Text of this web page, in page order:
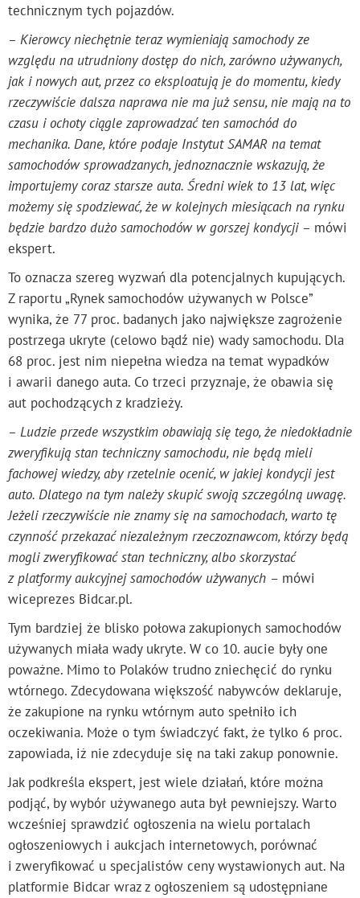
technicznym tych pojazdów.
– Kierowcy niechętnie teraz wymieniają samochody ze
względu na utrudniony dostęp do nich, zarówno używanych,
jak i nowych aut, przez co eksploatują je do momentu, kiedy
rzeczywiście dalsza naprawa nie ma już sensu, nie mają na to
czasu i ochoty ciągle zaprowadzać ten samochód do
mechanika. Dane, które podaje Instytut SAMAR na temat
samochodów sprowadzanych, jednoznacznie wskazują, że
importujemy coraz starsze auta. Średni wiek to 13 lat, więc
możemy się spodziewać, że w kolejnych miesiącach na rynku
będzie bardzo dużo samochodów w gorszej kondycji – mówi
ekspert.
To oznacza szereg wyzwań dla potencjalnych kupujących.
Z raportu „Rynek samochodów używanych w Polsce”
wynika, że 77 proc. badanych jako największe zagrożenie
postrzega ukryte (celowo bądź nie) wady samochodu. Dla
68 proc. jest nim niepełna wiedza na temat wypadków
i awarii danego auta. Co trzeci przyznaje, że obawia się
aut pochodzących z kradzieży.
– Ludzie przede wszystkim obawiają się tego, że niedokładnie
zweryfikują stan techniczny samochodu, nie będą mieli
fachowej wiedzy, aby rzetelnie ocenić, w jakiej kondycji jest
auto. Dlatego na tym należy skupić swoją szczególną uwagę.
Jeżeli rzeczywiście nie znamy się na samochodach, warto tę
czynność przekazać niezależnym rzeczoznawcom, którzy będą
mogli zweryfikować stan techniczny, albo skorzystać
z platformy aukcyjnej samochodów używanych – mówi
wiceprezes Bidcar.pl.
Tym bardziej że blisko połowa zakupionych samochodów
używanych miała wady ukryte. W co 10. aucie były one
poważne. Mimo to Polaków trudno zniechęcić do rynku
wtórnego. Zdecydowana większość nabywców deklaruje,
że zakupione na rynku wtórnym auto spełniło ich
oczekiwania. Może o tym świadczyć fakt, że tylko 6 proc.
zapowiada, iż nie zdecyduje się na taki zakup ponownie.
Jak podkreśla ekspert, jest wiele działań, które można
podjąć, by wybór używanego auta był pewniejszy. Warto
wcześniej sprawdzić ogłoszenia na wielu portalach
ogłoszeniowych i aukcjach internetowych, porównać
i zweryfikować u specjalistów ceny wystawionych aut. Na
platformie Bidcar wraz z ogłoszeniem są udostępniane